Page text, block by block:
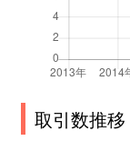
取引数推移